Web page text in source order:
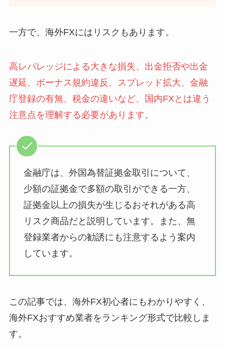
一方で、海外FXにはリスクもあります。
高レバレッジによる大きな損失、出金拒否や出金
遅延、ボーナス規約違反、スプレッド拡大、金融
庁登録の有無、税金の違いなど、国内FXとは違う
注意点を理解する必要があります。
金融庁は、外国為替証拠金取引について、
少額の証拠金で多額の取引ができる一方、
証拠金以上の損失が生じるおそれがある高
リスク商品だと説明しています。また、無
登録業者からの勧誘にも注意するよう案内
しています。
この記事では、海外FX初心者にもわかりやすく、
海外FXおすすめ業者をランキング形式で比較しま
す。